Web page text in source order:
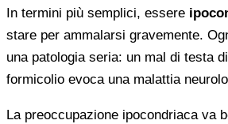
In termini più semplici, essere
stare per ammalarsi gravemente.
una patologia seria: un mal di testa
formicolio evoca una malattia
La preoccupazione ipocondriaca va